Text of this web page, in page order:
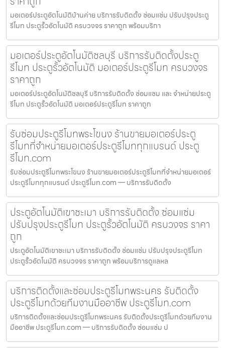
มอเตอร์ประตูอัตโนมัติบ้านค่าย บริการรับติดตั้ง ซ่อมแซ่ม ปรับปรุงประตู
รีโมท ประตูรั้วอัตโนมัติ ครบวงจร ราคาถูก พร้อมบริกา
มอเตอร์ประตูอัตโนมัติชลบุรี บริการรับติดตั้งประตู
รีโมท ประตูรั้วอัตโนมัติ มอเตอร์ประตูรีโมท ครบวงจร
ราคาถูก
มอเตอร์ประตูอัตโนมัติชลบุรี บริการรับติดตั้ง ซ่อมแซม และ จำหน่ายประตู
รีโมท ประตูรั้วอัตโนมัติ มอเตอร์ประตูรีโมท ราคาถูก
รับซ่อมประตูรีโมทพระโขนง ร้านขายมอเตอร์ประตู
รีโมทที่จำหน่ายมอเตอร์ประตูรีโมททุกแบรนด์ ประตู
รีโมท.com
รับซ่อมประตูรีโมทพระโขนง ร้านขายมอเตอร์ประตูรีโมทที่จำหน่ายมอเตอร์
ประตูรีโมททุกแบรนด์ ประตูรีโมท.com — บริการรับติดตั้ง
ประตูอัตโนมัติเขาชะเมา บริการรับติดตั้ง ซ่อมแซ่ม
ปรับปรุงประตูรีโมท ประตูรั้วอัตโนมัติ ครบวงจร ราคา
ถูก
ประตูอัตโนมัติเขาชะเมา บริการรับติดตั้ง ซ่อมแซ่ม ปรับปรุงประตูรีโมท
ประตูรั้วอัตโนมัติ ครบวงจร ราคาถูก พร้อมบริการดูแลหล
บริการติดตั้งและซ่อมประตูรีโมทพระนคร รับติดตั้ง
ประตูรีโมทด้วยทีมงานมืออาชีพ ประตูรีโมท.com
บริการติดตั้งและซ่อมประตูรีโมทพระนคร รับติดตั้งประตูรีโมทด้วยทีมงาน
มืออาชีพ ประตูรีโมท.com — บริการรับติดตั้ง ซ่อมแซ่ม ป